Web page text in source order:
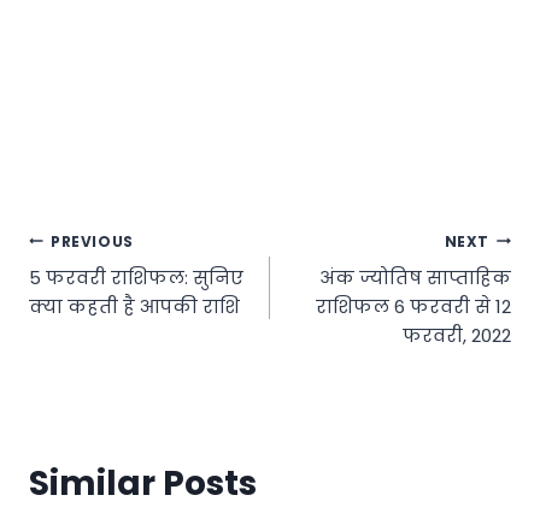
Post
navigation
PREVIOUS
5 फरवरी राशिफल: सुनिए
क्या कहती है आपकी राशि
NEXT
अंक ज्योतिष साप्ताहिक
राशिफल 6 फरवरी से 12
फरवरी, 2022
Similar Posts